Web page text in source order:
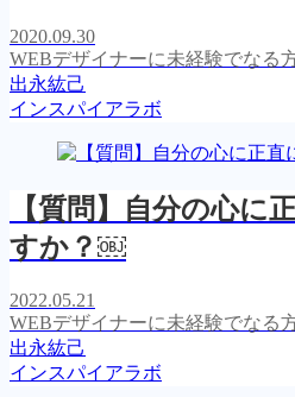
2020.09.30
WEBデザイナーに未経験でなる
出永紘己
インスパイアラボ
【質問】自分の心に
すか？￼
2022.05.21
WEBデザイナーに未経験でなる
出永紘己
インスパイアラボ